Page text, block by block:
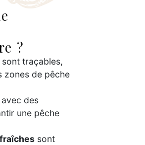
?
sont traçables,
zones de pêche
des
une pêche
sont